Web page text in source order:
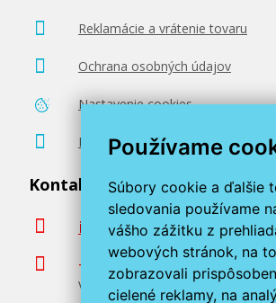
Používame
Súbory cookie a ďalšie
sledovania používame
vášho zážitku z
webových stránok, na
zobrazovali
cielené reklamy, na
Reklamácie a vrátenie tovaru
Ochrana osobných údajov
Nastavenie cookies
Poradenstvo zadarmo
Kontaktujte nás
info@miroluk.sk
+420 377 222 313
Volajte v pracovné dni od 8. do